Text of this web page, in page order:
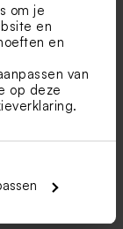
om je
en
en
van
op deze
.
en